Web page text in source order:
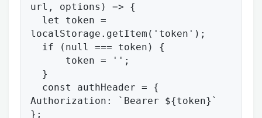
url, options) => {
localStorage.getItem('token');
Authorization: `Bearer ${token}`
};